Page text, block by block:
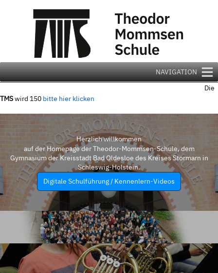
NAVIGATION
Die
TMSwird 150 bitte hier klicken
Herzlich willkommen
auf der Homepage der Theodor-Mommsen-Schule, dem
Gymnasium der Kreisstadt Bad Oldesloe des Kreises Stormarn in
Schleswig-Holstein.
Digitale Schulführung / Kennenlern-Videos